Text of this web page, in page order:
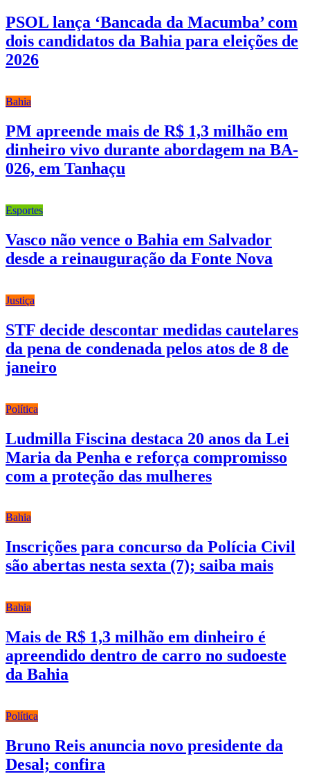
PSOL lança ‘Bancada da Macumba’ com
dois candidatos da Bahia para eleições de
2026
Bahia
PM apreende mais de R$ 1,3 milhão em
dinheiro vivo durante abordagem na BA-
026, em Tanhaçu
Esportes
Vasco não vence o Bahia em Salvador
desde a reinauguração da Fonte Nova
Justiça
STF decide descontar medidas cautelares
da pena de condenada pelos atos de 8 de
janeiro
Política
Ludmilla Fiscina destaca 20 anos da Lei
Maria da Penha e reforça compromisso
com a proteção das mulheres
Bahia
Inscrições para concurso da Polícia Civil
são abertas nesta sexta (7); saiba mais
Bahia
Mais de R$ 1,3 milhão em dinheiro é
apreendido dentro de carro no sudoeste
da Bahia
Política
Bruno Reis anuncia novo presidente da
Desal; confira